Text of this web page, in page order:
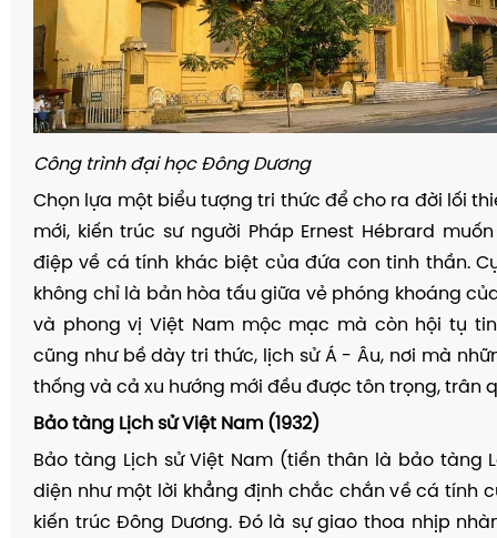
Công trình đại học Đông Dương
Chọn lựa một biểu tượng tri thức đểcho ra đời lối thi
mới, kiến trúc sưngười Pháp Ernest Hébrard muố
điệp về cá tính khác biệt củađứa con tinh thần. C
không chỉlà bản hòa tấu giữa vẻphóng khoáng củ
và phong vị Việt Nam mộc mạc mà còn hội tụ
cũng nhưbềdày tri thức, lịch sử Á -Âu, nơi mà nhữ
thống và cả xu hướng mới đều được tôn trọng, trân
Bảo tàng Lịch sửViệt Nam (1932)
Bảo tàng Lịch sửViệt Nam (tiền thân là bảo tàng
diện nhưmột lời khẳng định chắc chắn vềcá tính c
kiến trúcĐông Dương. Đólà sựgiao thoa nhịp nhà